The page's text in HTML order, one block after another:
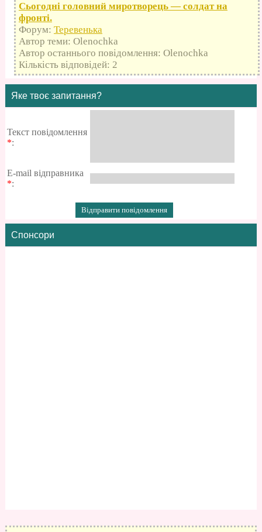
Сьогодні головний миротворець — солдат на
фронті.
Форум: Теревенька
Автор теми: Olenochka
Автор останнього повідомлення: Olenochka
Кількість відповідей: 2
Яке твоє запитання?
Текст повідомлення
*:
E-mail відправника
*:
Спонсори